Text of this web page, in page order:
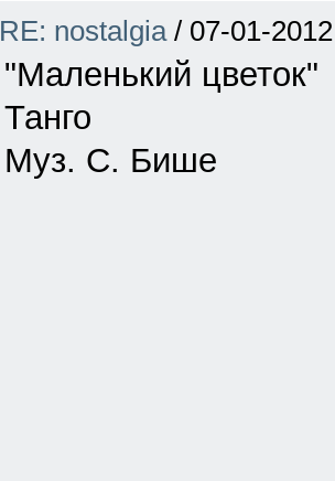
RE: nostalgia / 07-01-
"Маленький цветок"
Танго
Муз. С. Бише